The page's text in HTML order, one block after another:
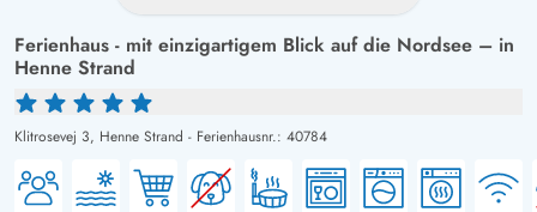
Ferienhaus - mit einzigartigem Blick auf die Nordsee – in
Henne Strand
Klitrosevej 3, Henne Strand - Ferienhausnr.: 40784